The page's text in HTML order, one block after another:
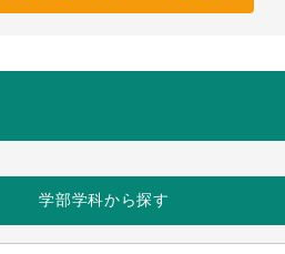
学部学科から探す